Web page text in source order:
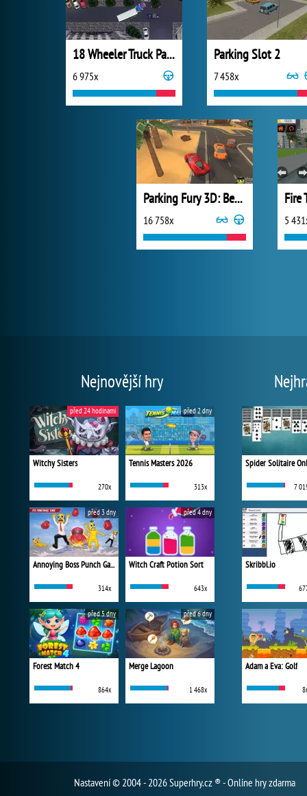
18 Wheeler Truck Parking
6 975x
Parking Slot 2
7 458x
Parking Fury 3D: Beach City
16 758x 5
Nejnovější hry
Witchy Sisters
270x
před 24 hodinami
Tennis Masters 2026
313x
před 2 dny
Annoying Boss Punch Game
314x
před 3 dny
Witch Craft Potion Sort
643x
před 4 dny
Forest Match 4
864x
před 5 dny
Merge Lagoon
1 468x
před 6 dny
Spider Solitaire
7
Skribbl.io
Adam a Eva: Golf
Nastavení© 2004 - 2026 Superhry.cz ® - Online hry zdarma